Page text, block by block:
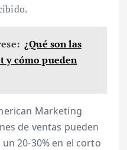
¿Qué son las
y cómo pueden
Marketing
de ventas pueden
20-30% en el corto